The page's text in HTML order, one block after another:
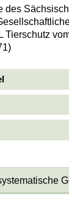
des
Tierschutz